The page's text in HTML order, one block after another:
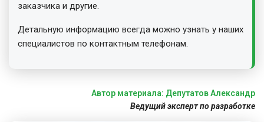
заказчика и другие.
Детальную информацию всегда можно узнать у наших
специалистов по контактным телефонам.
Автор материала: Депутатов Александр
Ведущий эксперт по разработке